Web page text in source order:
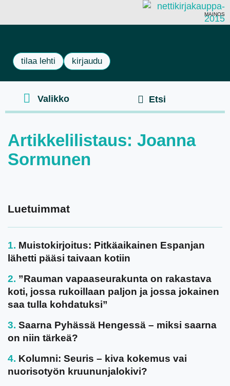
MAINOS
tilaa lehti kirjaudu
Artikkelilistaus: Joanna
Sormunen
Luetuimmat
Muistokirjoitus: Pitkäaikainen Espanjan
lähetti pääsi taivaan kotiin
”Rauman vapaaseurakunta on rakastava
koti, jossa rukoillaan paljon ja jossa jokainen
saa tulla kohdatuksi”
Saarna Pyhässä Hengessä – miksi saarna
on niin tärkeä?
Kolumni: Seuris – kiva kokemus vai
nuorisotyön kruununjalokivi?